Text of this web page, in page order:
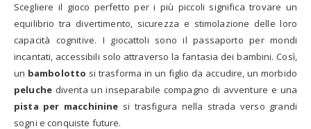
Scegliere il gioco perfetto per i più piccoli significa trovare un
equilibrio tra divertimento, sicurezza e stimolazione delle loro
capacità cognitive. I giocattoli sono il passaporto per mondi
incantati, accessibili solo attraverso la fantasia dei bambini. Così,
un bambolotto si trasforma in un figlio da accudire, un morbido
peluchediventa un inseparabile compagno di avventure e una
pista per macchinine si trasfigura nella strada verso grandi
sogni e conquiste future.